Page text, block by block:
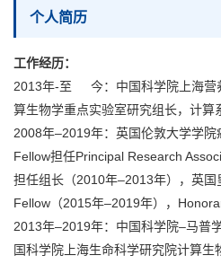
个人简历
工作经历：
2013年-至 今：中国科学院上海营
算生物学重点实验室研究组长，计算
2008年–2019年：英国伦敦大学学
Fellow担任Principal Research
担任组长（2010年–2013年），英
Fellow（2015年–2019年），
2013年–2019年：中国科学院–马普
国科学院上海生命科学研究院计算